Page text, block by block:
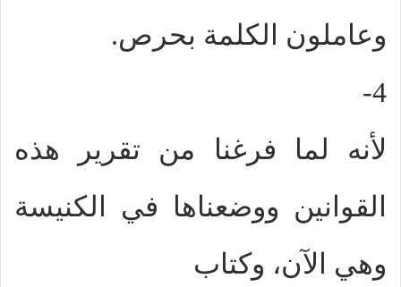
وعاملون الكلمة بحرص.
4-
لأنه لما فرغنا من تقرير هذه
القوانين ووضعناها في الكنيسة
وهي الآن، وكتاب